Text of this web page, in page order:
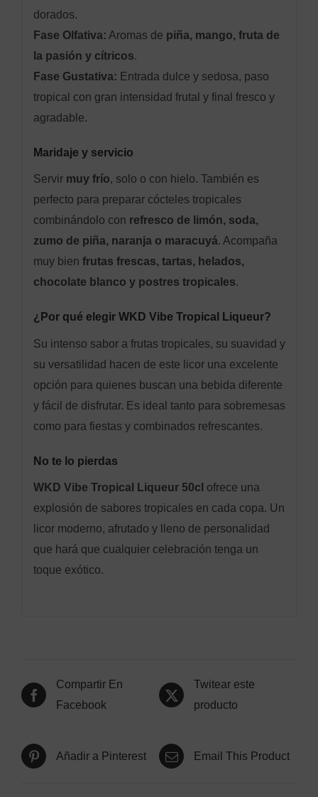
dorados.
Fase Olfativa: Aromas de piña, mango, fruta de
la pasión y cítricos.
Fase Gustativa: Entrada dulce y sedosa, paso
tropical con gran intensidad frutal y final fresco y
agradable.
Maridaje y servicio
Servir muy frío, solo o con hielo. También es
perfecto para preparar cócteles tropicales
combinándolo con refresco de limón, soda,
zumo de piña, naranja o maracuyá. Acompaña
muy bien frutas frescas, tartas, helados,
chocolate blanco y postres tropicales.
¿Por qué elegir WKD Vibe Tropical Liqueur?
Su intenso sabor a frutas tropicales, su suavidad y
su versatilidad hacen de este licor una excelente
opción para quienes buscan una bebida diferente
y fácil de disfrutar. Es ideal tanto para sobremesas
como para fiestas y combinados refrescantes.
No te lo pierdas
WKD Vibe Tropical Liqueur 50cl ofrece una
explosión de sabores tropicales en cada copa. Un
licor moderno, afrutado y lleno de personalidad
que hará que cualquier celebración tenga un
toque exótico.
Compartir En
Facebook
Twitear este
producto
Añadir a Pinterest Email This Product